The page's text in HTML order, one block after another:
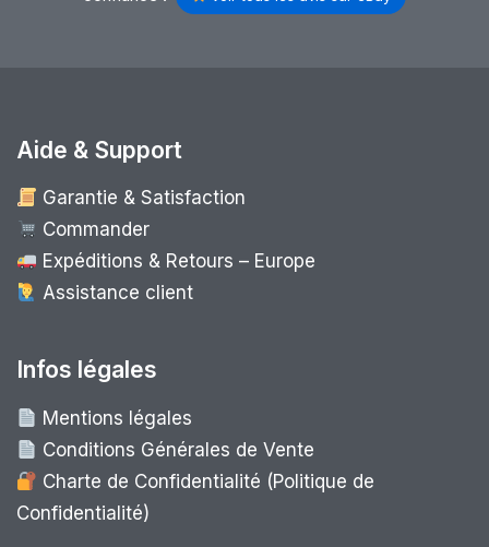
Aide & Support
Garantie & Satisfaction
Commander
Expéditions & Retours – Europe
Assistance client
Infos légales
Mentions légales
Conditions Générales de Vente
Charte de Confidentialité (Politique de
Confidentialité)